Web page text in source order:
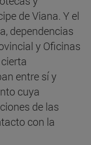
de Viana. Y el
dependencias
y Oficinas
entre sí y
cuya
de las
con la